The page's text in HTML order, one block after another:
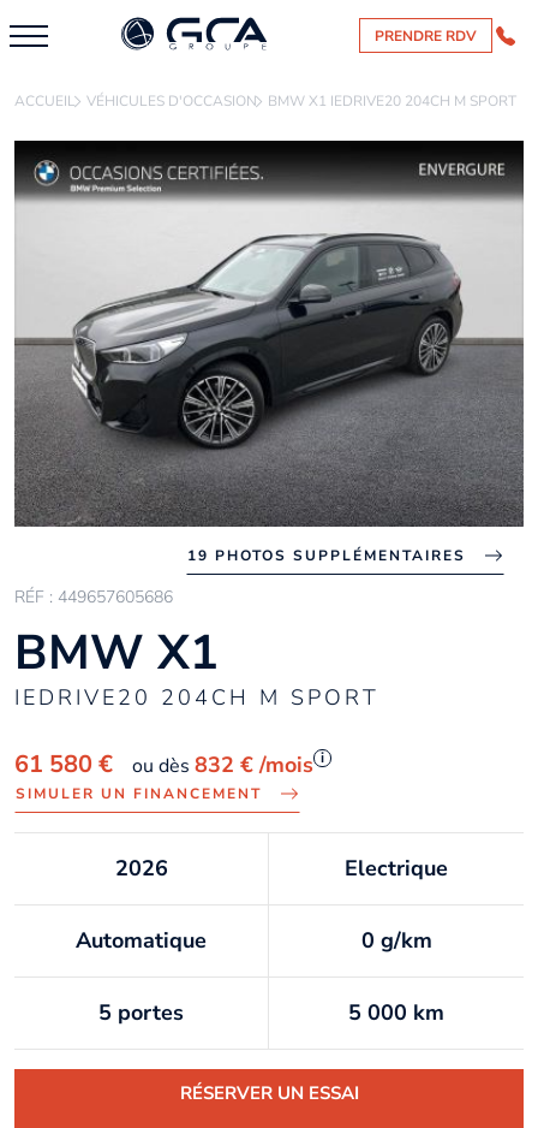
PRENDRE RDV
ACCUEIL VÉHICULES D'OCCASION BMW X1 IEDRIVE20 204CH M SPORT
19 PHOTOS SUPPLÉMENTAIRES
RÉF : 449657605686
BMW X1
IEDRIVE20 204CH M SPORT
61 580 € ou dès 832 € /mois i
SIMULER UN FINANCEMENT
2026 Electrique
Automatique 0 g/km
5 portes 5 000 km
RÉSERVER UN ESSAI